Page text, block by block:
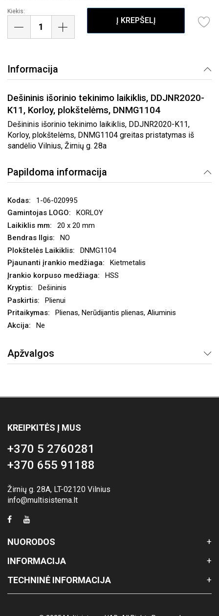
Kiekis:
Į KREPŠELĮ
Informacija
Dešininis išorinio tekinimo laikiklis, DDJNR2020-
K11, Korloy, plokštelėms, DNMG1104
Dešininis išorinio tekinimo laikiklis, DDJNR2020-K11,
Korloy, plokštelėms, DNMG1104 greitas pristatymas iš
sandėlio Vilnius, Žirnių g. 28a
Papildoma informacija
1-06-020995
KORLOY
20 x 20 mm
NO
DNMG1104
Kietmetalis
HSS
Dešininis
Plienui
Plienas, Nerūdijantis plienas, Aliuminis
Ne
Apžvalgos
KREIPKITĖS Į MUS
+370 5 2760281
+370 655 91188
Žirnių g. 28A, LT-02120 Vilnius
info@multisistema.lt
NUORODOS
INFORMACIJA
TECHNINĖ INFORMACIJA